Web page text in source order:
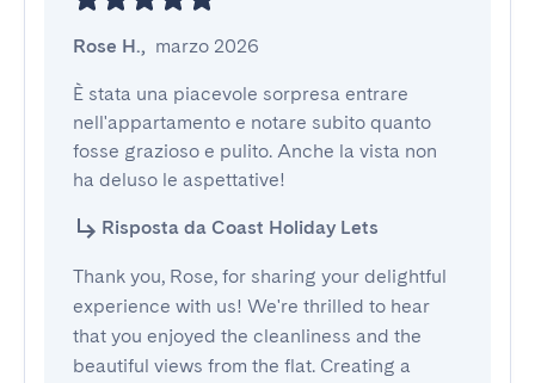
Rose H., marzo 2026
È stata una piacevole sorpresa entrare
nell'appartamento e notare subito quanto
fosse grazioso e pulito. Anche la vista non
ha deluso le aspettative!
Risposta da Coast Holiday Lets
Thank you, Rose, for sharing your delightful
experience with us! We're thrilled to hear
that you enjoyed the cleanliness and the
beautiful views from the flat. Creating a